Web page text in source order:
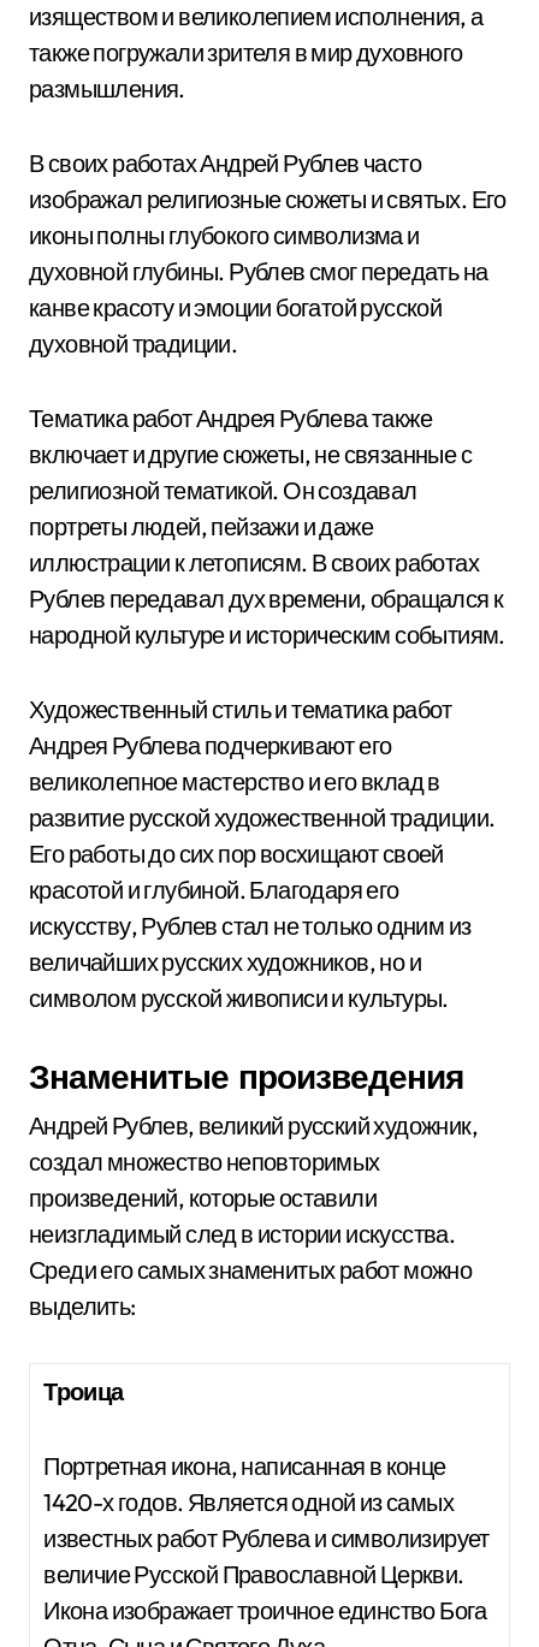
изяществом и великолепием исполнения, а
также погружали зрителя в мир духовного
размышления.
В своих работах Андрей Рублев часто
изображал религиозные сюжеты и святых. Его
иконы полны глубокого символизма и
духовной глубины. Рублев смог передать на
канве красоту и эмоции богатой русской
духовной традиции.
Тематика работ Андрея Рублева также
включает и другие сюжеты, не связанные с
религиозной тематикой. Он создавал
портреты людей, пейзажи и даже
иллюстрации к летописям. В своих работах
Рублев передавал дух времени, обращался к
народной культуре и историческим событиям.
Художественный стиль и тематика работ
Андрея Рублева подчеркивают его
великолепное мастерство и его вклад в
развитие русской художественной традиции.
Его работы до сих пор восхищают своей
красотой и глубиной. Благодаря его
искусству, Рублев стал не только одним из
величайших русских художников, но и
символом русской живописи и культуры.
Знаменитые произведения
Андрей Рублев, великий русский художник,
создал множество неповторимых
произведений, которые оставили
неизгладимый след в истории искусства.
Среди его самых знаменитых работ можно
выделить:
Троица
Портретная икона, написанная в конце
1420-х годов. Является одной из самых
известных работ Рублева и символизирует
величие Русской Православной Церкви.
Икона изображает троичное единство Бога